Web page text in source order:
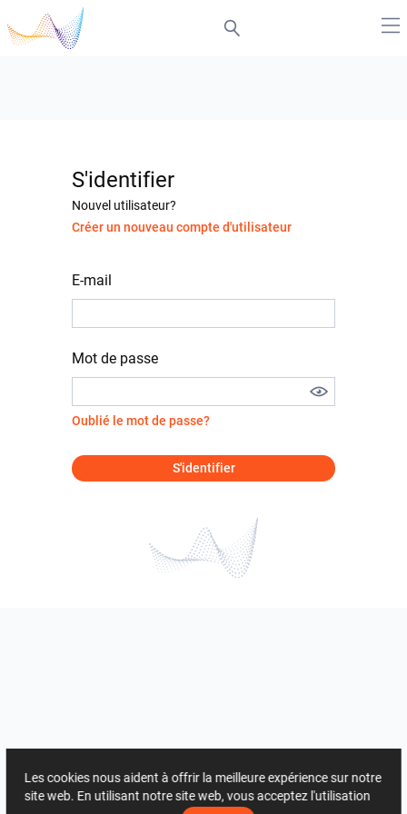
S'identifier
Nouvel utilisateur?
Créer un nouveau compte d'utilisateur
E-mail
Mot de passe
Oublié le mot de passe?
S'identifier
Les cookies nous aident à offrir la meilleure expérience sur notre
site web. En utilisant notre site web, vous acceptez l'utilisation